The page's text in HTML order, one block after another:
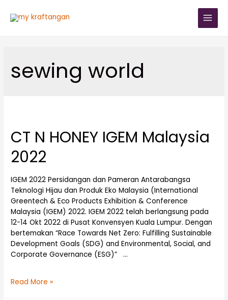
sewing world
CT N HONEY IGEM Malaysia
2022
IGEM 2022 Persidangan dan Pameran Antarabangsa
Teknologi Hijau dan Produk Eko Malaysia (International
Greentech & Eco Products Exhibition & Conference
Malaysia (IGEM) 2022. IGEM 2022 telah berlangsung pada
12-14 Okt 2022 di Pusat Konvensyen Kuala Lumpur. Dengan
bertemakan “Race Towards Net Zero: Fulfilling Sustainable
Development Goals (SDG) and Environmental, Social, and
Corporate Governance (ESG)” …
Read More »